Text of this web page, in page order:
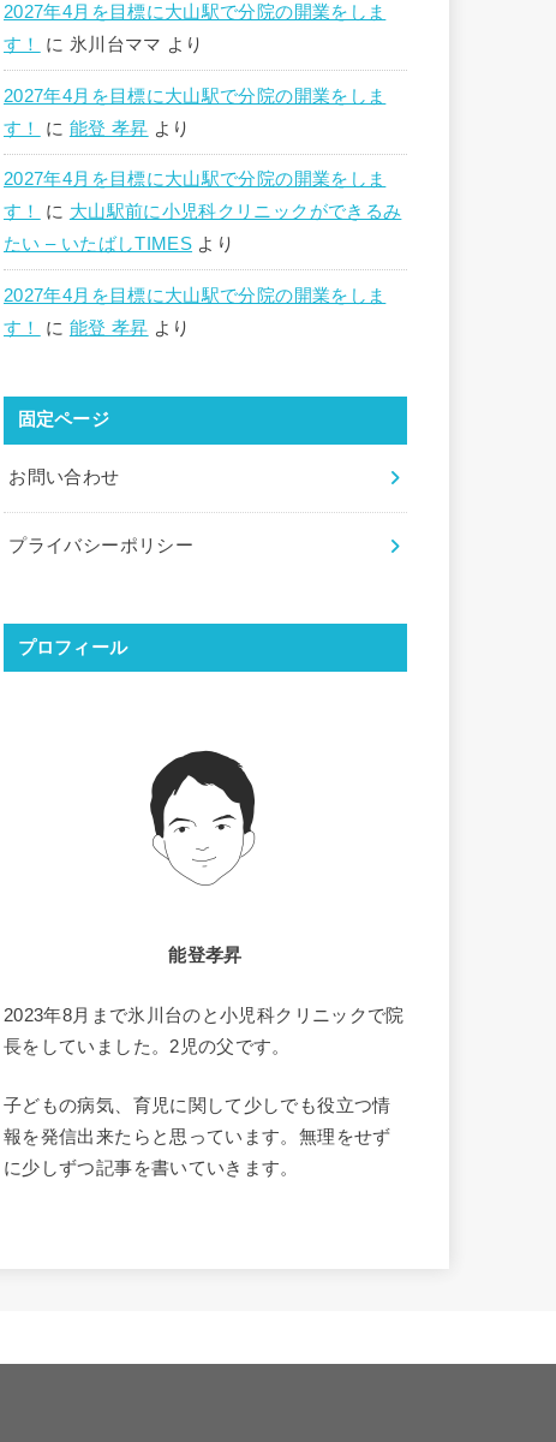
2027年4月を目標に大山駅で分院の開業をしま
す！
に 氷川台ママ より
2027年4月を目標に大山駅で分院の開業をしま
す！
に 能登 孝昇 より
2027年4月を目標に大山駅で分院の開業をしま
す！
に 大山駅前に小児科クリニックができるみ
たい – いたばしTIMES より
2027年4月を目標に大山駅で分院の開業をしま
す！
に 能登 孝昇 より
固定ページ
お問い合わせ
プライバシーポリシー
プロフィール
能登孝昇
2023年8月まで氷川台のと小児科クリニックで院
長をしていました。2児の父です。
子どもの病気、育児に関して少しでも役立つ情
報を発信出来たらと思っています。無理をせず
に少しずつ記事を書いていきます。